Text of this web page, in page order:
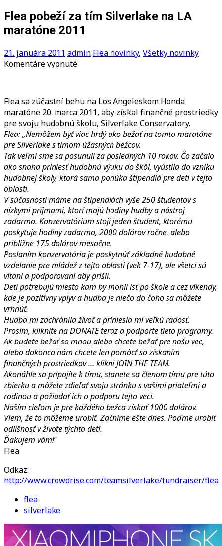
Flea pobeží za tím Silverlake na LA
maratóne 2011
21. januára 2011 admin Flea novinky, Všetky novinky
Komentáre vypnuténa
tím
Silverlake
na
LA
maratóne
2011
Flea sa zúčastní behu na Los Angeleskom Honda
maratóne 20. marca 2011, aby získal finančné prostriedky
pre svoju hudobnú školu, Silverlake Conservatory.
Flea: „Nemôžem byť viac hrdý ako bežať na tomto maratóne
pre Silverlake s tímom úžasných bežcov.
Tak veľmi sme sa posunuli za posledných 10 rokov. Čo začalo
ako snaha priniesť hudobnú výuku do škôl, vyústila do vzniku
hudobnej školy, ktorá sama ponúka štipendiá pre deti v tejto
oblasti.
V súčasnosti máme na štipendiách vyše 250 študentov s
nízkymi príjmami, ktorí majú hodiny hudby a nástroj
zadarmo. Konzervatórium stojí jeden študent, ktorému
poskytuje hodiny zadarmo, 2000 dolárov ročne, alebo
približne 175 dolárov mesačne.
Poslaním konzervatória je poskytnúť základné hudobné
vzdelanie pre mládež z tejto oblasti (vek 7-17), ale všetci sú
vítaní a podporovaní aby prišli.
Deti potrebujú miesto kam by mohli ísť po škole a cez víkendy,
kde je pozitívny vplyv a hudba je niečo do čoho sa môžete
vrhnúť.
Hudba mi zachránila živoť a priniesla mi veľkú radosť.
Prosím, kliknite na DONATEteraz a podporte tieto programy.
Ak budete bežať so mnou alebo chcete bežať pre našu vec,
alebo dokonca nám chcete len pomôcť so získaním
finančných prostriedkov … klikni JOIN THE TEAM.
Akonáhle sa pripojíte k tímu, stanete sa členom tímu pre túto
zbierku a môžete zdieľať svoju stránku s vašimi priateľmi a
rodinou a požiadať ich o podporu tejto veci.
Naším cieľom je pre každého bežca získať 1000 dolárov.
Viem, že to môžeme urobiť. Začnime ešte dnes. Poďme urobiť
odlišnosť v živote týchto detí.
Ďakujem vám!“
Flea
Odkaz:
http://www.crowdrise.com/teamsilverlake/fundraiser/flea
flea
silverlake